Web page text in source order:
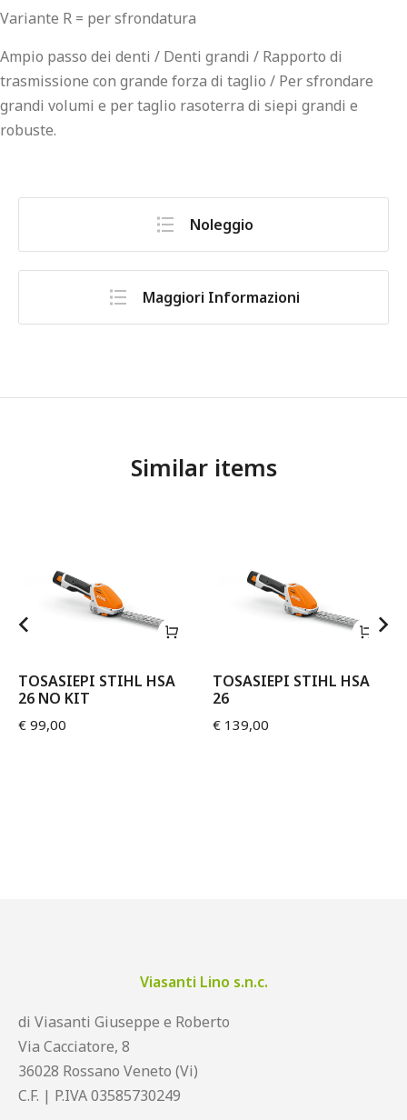
Variante R = per sfrondatura
Ampio passo dei denti / Denti grandi / Rapporto di
trasmissione con grande forza di taglio / Per sfrondare
grandi volumi e per taglio rasoterra di siepi grandi e
robuste.
Noleggio
Maggiori Informazioni
Similar items
TOSASIEPI STIHL HSA
26 NO KIT
€ 99,00
TOSASIEPI STIHL HSA
26
€ 139,00
Viasanti Lino s.n.c.
di Viasanti Giuseppe e Roberto
Via Cacciatore, 8
36028 Rossano Veneto (Vi)
C.F. | P.IVA 03585730249